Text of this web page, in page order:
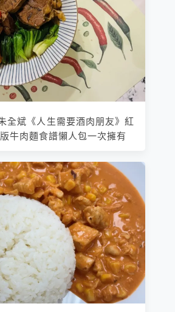
全斌《人生需要酒肉朋友》紅
牛肉麵食譜懶人包一次擁有